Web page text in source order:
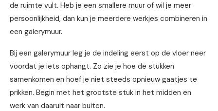
de ruimte vult. Heb je een smallere muur of wil je meer
persoonlijkheid, dan kun je meerdere werkjes combineren in
een galerymuur.
Bij een galerymuur leg je de indeling eerst op de vloer neer
voordat je iets ophangt. Zo zie je hoe de stukken
samenkomen en hoef je niet steeds opnieuw gaatjes te
prikken. Begin met het grootste stuk in het midden en
werk van daaruit naar buiten.